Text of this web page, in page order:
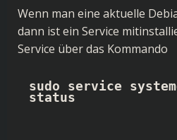
Wenn man eine aktuelle
dann ist ein Service
Service über das Kommando
sudo service
status